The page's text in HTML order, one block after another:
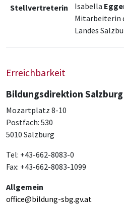
Stellvertreterin Isabella
Mitarbeiterin
Landes
Erreichbarkeit
Bildungsdirektion Salzburg
Mozartplatz 8-10
Postfach: 530
5010 Salzburg
Tel: +43-662-8083-0
Fax: +43-662-8083-1099
Allgemein
office@bildung-sbg.gv.at